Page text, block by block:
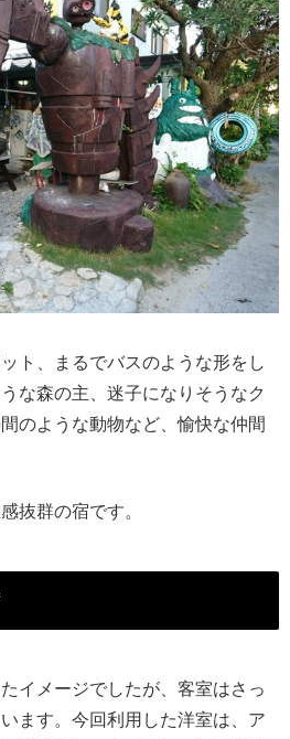
ト、まるでバスのような形をし
な森の主、迷子になりそうなク
のような動物など、愉快な仲間
抜群の宿です。
イメージでしたが、客室はさっ
ます。今回利用した洋室は、ア